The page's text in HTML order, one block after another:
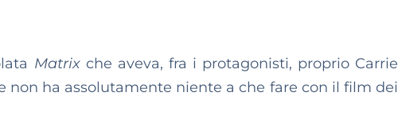
Matrixche aveva, fra i protagonisti, proprio Carrie
non ha assolutamente niente a che fare con il film dei